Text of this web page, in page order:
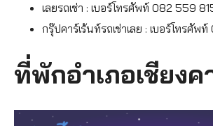
เลยรถเช่า : เบอร์โทรศัพท์ 082 559
กรุ๊ปคาร์เร้นท์รถเช่าเลย : เบอร์โทรศั
ที่พักอำเภอเชียงค